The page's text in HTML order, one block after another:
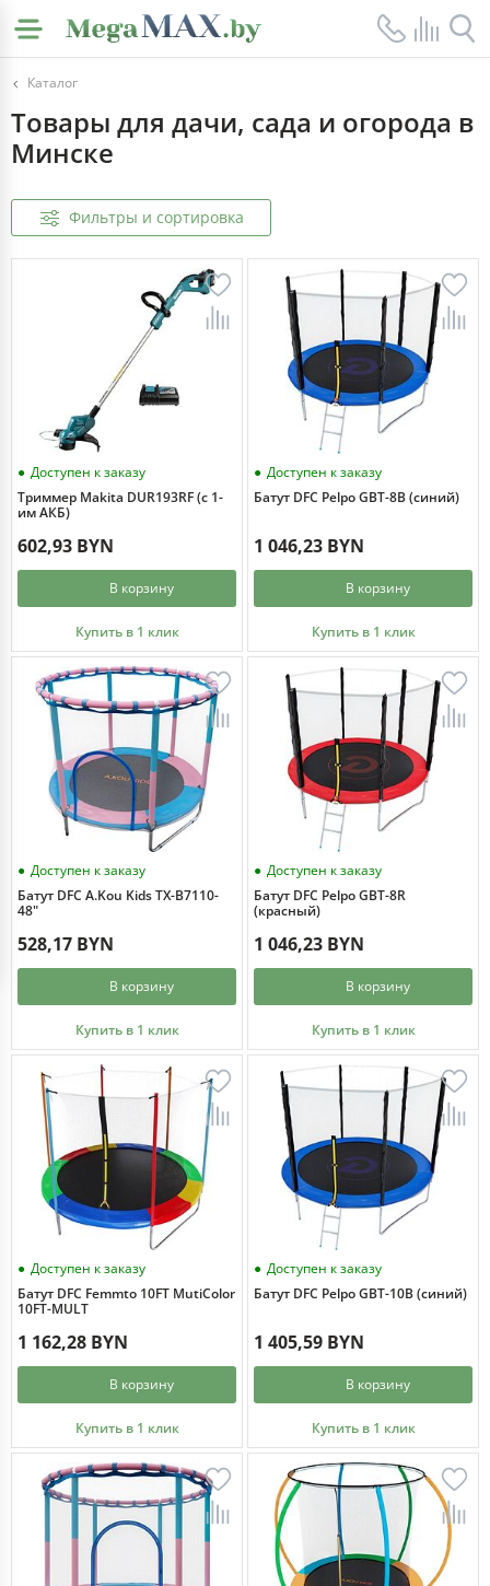
Каталог
Товары для дачи, сада и огорода в
Минске
Фильтры и сортировка
Доступен к заказу
Триммер Makita DUR193RF (с 1-
им АКБ)
602,93 BYN
В корзину
Купить в 1 клик
Доступен к заказу
Батут DFC Pelpo GBT-8B (синий)
1 046,23 BYN
В корзину
Купить в 1 клик
Доступен к заказу
Батут DFC A.Kou Kids TX-B7110-
48"
528,17 BYN
В корзину
Купить в 1 клик
Доступен к заказу
Батут DFC Pelpo GBT-8R
(красный)
1 046,23 BYN
В корзину
Купить в 1 клик
Доступен к заказу
Батут DFC Femmto 10FT MutiColor
10FT-MULT
1 162,28 BYN
В корзину
Купить в 1 клик
Доступен к заказу
Батут DFC Pelpo GBT-10B (синий)
1 405,59 BYN
В корзину
Купить в 1 клик